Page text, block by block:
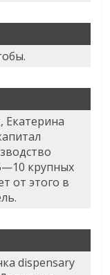
Екатерина
крупных
от этого в
dispensary